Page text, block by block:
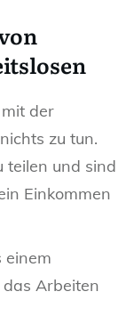
der
zu tun.
teilen und sind
Einkommen
einem
Arbeiten